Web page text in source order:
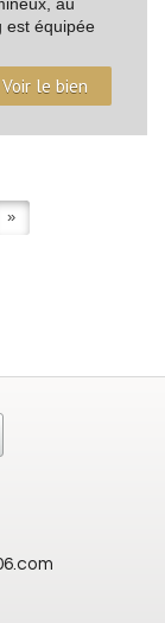
au
est équipée
Voir le bien
»